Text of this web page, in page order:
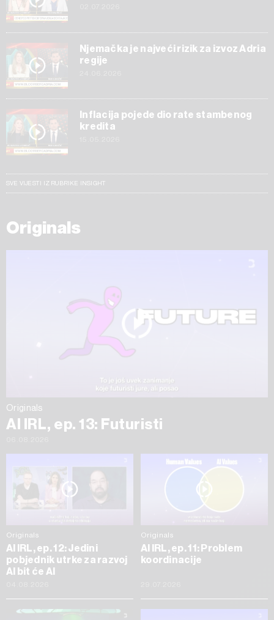
Njemačka je najveći rizik za izvoz Adria
regije
Inflacija pojede dio rate stambenog
kredita
SVE VIJESTI IZ RUBRIKE INSIGHT
Originals
Originals
AI IRL, ep. 13: Futuristi
Originals
AI IRL, ep. 12: Jedini
pobjednik utrke za razvoj
AI bit će AI
Originals
AI IRL, ep. 11: Problem
koordinacije